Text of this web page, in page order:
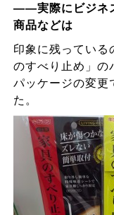
――実際にビジネ
商品などは
印象に残っている
のすべり止め」の
パッケージの変更
た。